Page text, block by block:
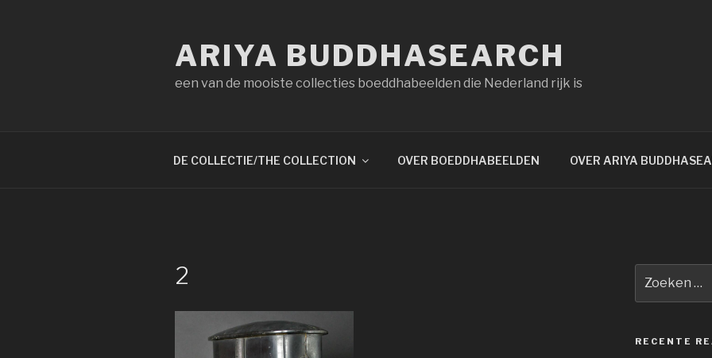
ARIYA BUDDHASEARCH
een van de mooiste collecties boeddhabeelden die Nederland rijk is
DE COLLECTIE/THE COLLECTION OVER BOEDDHABEELDEN OVER ARIYA
2
naar:
RECENTE